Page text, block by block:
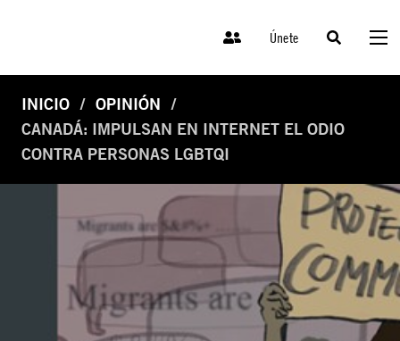
Únete
INICIO
OPINIÓN
CANADÁ: IMPULSAN EN INTERNET EL ODIO
CONTRA PERSONAS LGBTQI